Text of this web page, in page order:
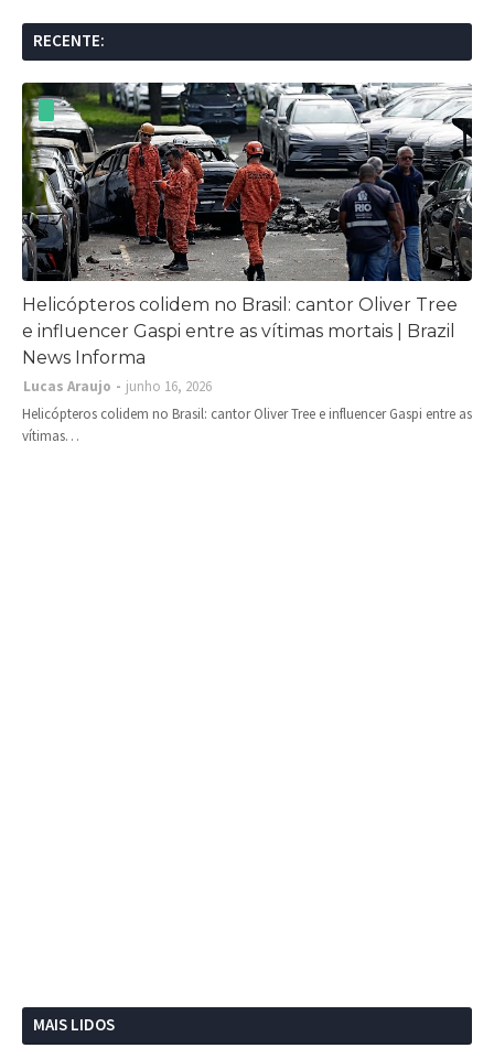
RECENTE:
Helicópteros colidem no Brasil: cantor Oliver Tree
e influencer Gaspi entre as vítimas mortais | Brazil
News Informa
Lucas Araujo
junho 16, 2026
Helicópteros colidem no Brasil: cantor Oliver Tree e influencer Gaspi entre as
vítimas…
MAIS LIDOS